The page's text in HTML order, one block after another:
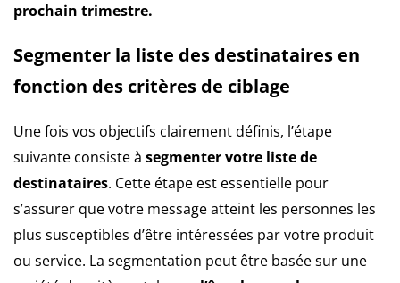
prochain trimestre.
Segmenter la liste des destinataires en
fonction des critères de ciblage
Une fois vos objectifs clairement définis, l’étape
suivante consiste à segmenter votre liste de
destinataires. Cette étape est essentielle pour
s’assurer que votre message atteint les personnes les
plus susceptibles d’être intéressées par votre produit
ou service. La segmentation peut être basée sur une